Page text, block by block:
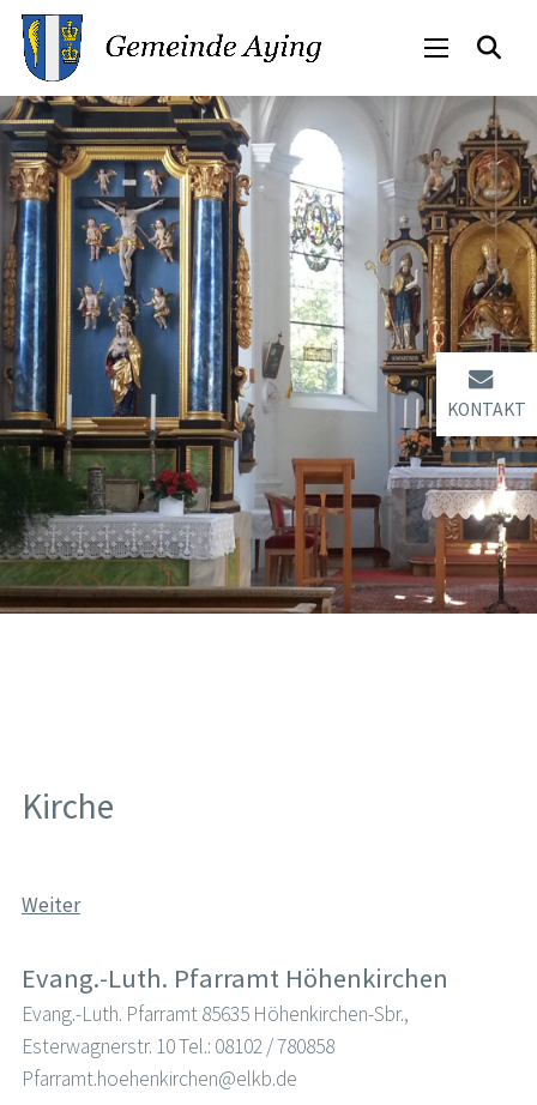
KONTAKT
Kirche
Weiter
Evang.-Luth. Pfarramt Höhenkirchen
Evang.-Luth. Pfarramt 85635 Höhenkirchen-Sbr.,
Esterwagnerstr. 10 Tel.: 08102 / 780858
Pfarramt.hoehenkirchen@elkb.de